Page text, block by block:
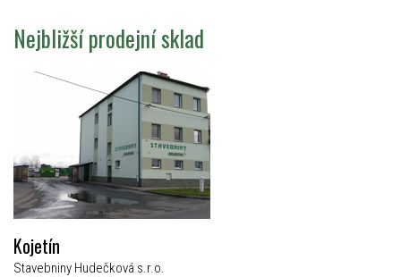
Nejbližší prodejní sklad
Kojetín
Stavebniny Hudečková s.r.o.